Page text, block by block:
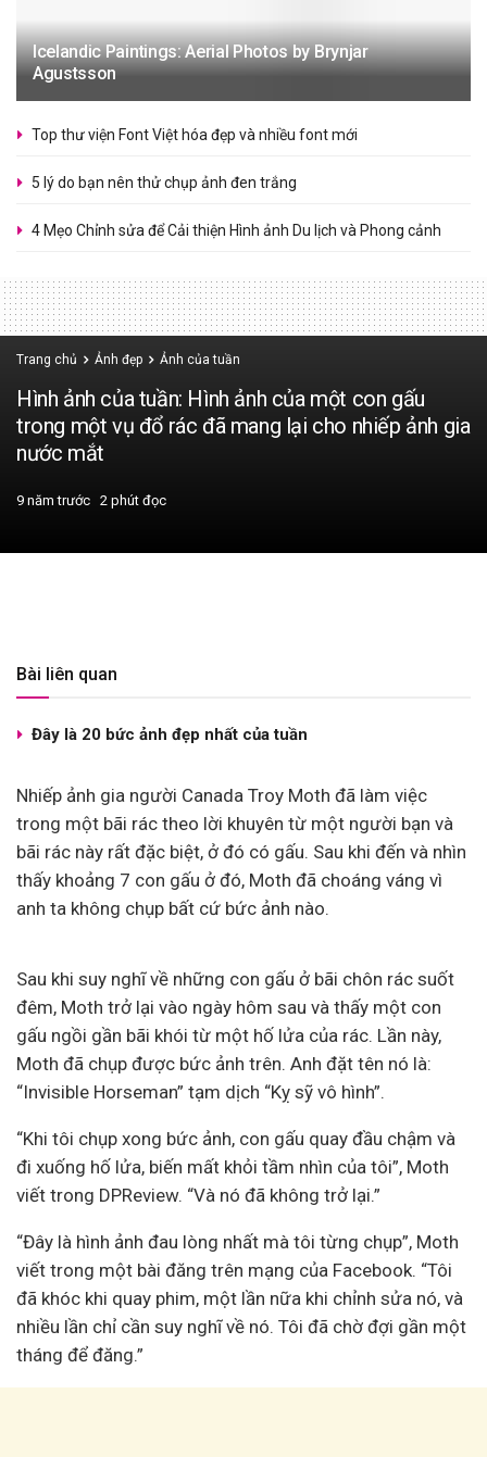
Icelandic Paintings: Aerial Photos by Brynjar
Agustsson
Top thư viện Font Việt hóa đẹp và nhiều font mới
5 lý do bạn nên thử chụp ảnh đen trắng
4 Mẹo Chỉnh sửa để Cải thiện Hình ảnh Du lịch và Phong cảnh
Trang chủ Ảnh đẹp Ảnh của tuần
Hình ảnh của tuần: Hình ảnh của một con gấu
trong một vụ đổ rác đã mang lại cho nhiếp ảnh gia
nước mắt
9 năm trước 2 phút đọc
Bài liên quan
Đây là 20 bức ảnh đẹp nhất của tuần
Nhiếp ảnh gia người Canada Troy Moth đã làm việc
trong một bãi rác theo lời khuyên từ một người bạn và
bãi rác này rất đặc biệt, ở đó có gấu. Sau khi đến và nhìn
thấy khoảng 7 con gấu ở đó, Moth đã choáng váng vì
anh ta không chụp bất cứ bức ảnh nào.
Sau khi suy nghĩ về những con gấu ở bãi chôn rác suốt
đêm, Moth trở lại vào ngày hôm sau và thấy một con
gấu ngồi gần bãi khói từ một hố lửa của rác. Lần này,
Moth đã chụp được bức ảnh trên. Anh đặt tên nó là:
“Invisible Horseman” tạm dịch “Kỵ sỹ vô hình”.
“Khi tôi chụp xong bức ảnh, con gấu quay đầu chậm và
đi xuống hố lửa, biến mất khỏi tầm nhìn của tôi”, Moth
viết trong DPReview. “Và nó đã không trở lại.”
“Đây là hình ảnh đau lòng nhất mà tôi từng chụp”, Moth
viết trong một bài đăng trên mạng của Facebook. “Tôi
đã khóc khi quay phim, một lần nữa khi chỉnh sửa nó, và
nhiều lần chỉ cần suy nghĩ về nó. Tôi đã chờ đợi gần một
tháng để đăng.”